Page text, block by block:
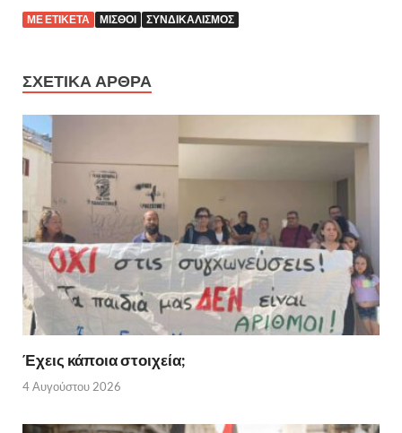
ΜΕ ΕΤΙΚΕΤΑ ΜΙΣΘΟΙ ΣΥΝΔΙΚΑΛΙΣΜΟΣ
ΣΧΕΤΙΚΑ ΑΡΘΡΑ
Έχεις κάποια στοιχεία;
4 Αυγούστου 2026